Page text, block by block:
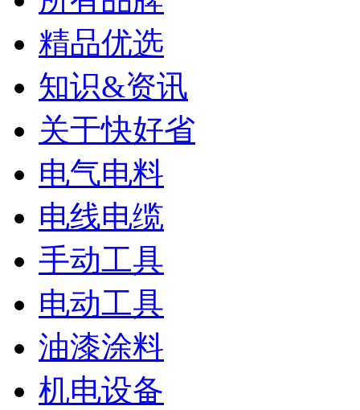
精品优选
知识&资讯
关于快好省
电气电料
电线电缆
手动工具
电动工具
油漆涂料
机电设备